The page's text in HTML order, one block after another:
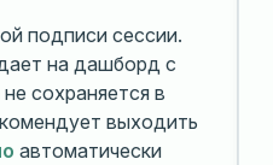
подписи сессии.
на дашборд с
сохраняется в
выходить
автоматически